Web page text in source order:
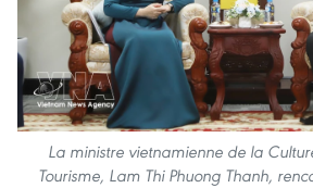
La ministre vietnamienne de la
Tourisme, Lam Thi Phuong Thanh,